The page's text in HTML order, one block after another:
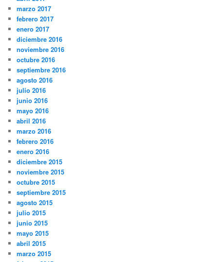
marzo 2017
febrero 2017
enero 2017
diciembre 2016
noviembre 2016
octubre 2016
septiembre 2016
agosto 2016
julio 2016
junio 2016
mayo 2016
abril 2016
marzo 2016
febrero 2016
enero 2016
diciembre 2015
noviembre 2015
octubre 2015
septiembre 2015
agosto 2015
julio 2015
junio 2015
mayo 2015
abril 2015
marzo 2015